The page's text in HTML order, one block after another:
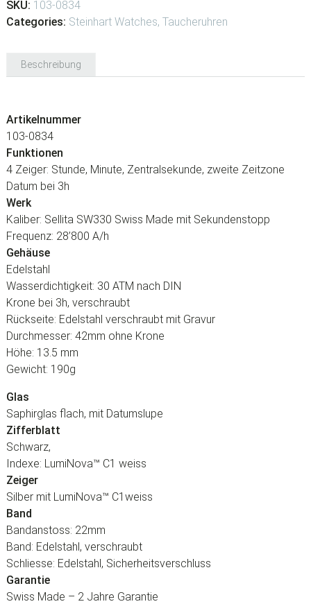
SKU: 103-0834
Categories: Steinhart Watches, Taucheruhren
Beschreibung
Artikelnummer
103-0834
Funktionen
4 Zeiger: Stunde, Minute, Zentralsekunde, zweite Zeitzone
Datum bei 3h
Werk
Kaliber: Sellita SW330 Swiss Made mit Sekundenstopp
Frequenz: 28’800 A/h
Gehäuse
Edelstahl
Wasserdichtigkeit: 30 ATM nach DIN
Krone bei 3h, verschraubt
Rückseite: Edelstahl verschraubt mit Gravur
Durchmesser: 42mm ohne Krone
Höhe: 13.5 mm
Gewicht: 190g
Glas
Saphirglas flach, mit Datumslupe
Zifferblatt
Schwarz,
Indexe: LumiNova™ C1 weiss
Zeiger
Silber mit LumiNova™ C1weiss
Band
Bandanstoss: 22mm
Band: Edelstahl, verschraubt
Schliesse: Edelstahl, Sicherheitsverschluss
Garantie
Swiss Made – 2 Jahre Garantie